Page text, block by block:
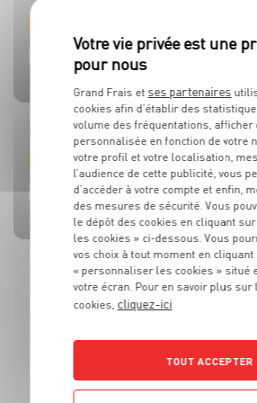
TOMATES
BRUSCHETTA FRAISES TOMATES MOZZA
ACTUALITE
L’HUILE QUI FAIT TOUTE LA DIFFÉRENCE !
BEAUFORT AOP
SALADE MOZZARELLA, PÊCHE ET AVOCAT
CÔTE DE BŒUF
CÔTE DE BOEUF AU ROQUEFORT
MOULES DE BOUCHOT AOP DE LA BAIE
BROCHETTES DE SARDINES ET SAUCE À
Grand Frais et ses partenaires
cookies afin d’établir des
volume des fréquentations, afficher
personnalisée en fonction de votre
votre profil et votre localisation,
l’audience de cette publicité, vous
d’accéder à votre compte et enfin,
des mesures de sécurité. Vous
le dépôt des cookies en cliquant
les cookies » ci-dessous. Vous
vos choix à tout moment en
« personnaliser les cookies » situé
votre écran. Pour en savoir plus sur
cookies, cliquez-ici
TOUT ACCEPTER